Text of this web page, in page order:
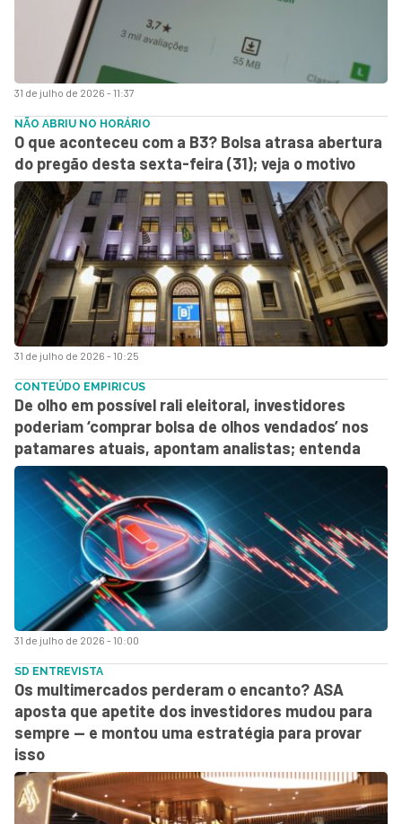
31 de julho de 2026 - 11:37
31 de julho de 2026 - 10:25
NÃO ABRIU NO HORÁRIO
O que aconteceu com a B3? Bolsa atrasa abertura
do pregão desta sexta-feira (31); veja o motivo
31 de julho de 2026 - 10:00
CONTEÚDO EMPIRICUS
De olho em possível rali eleitoral, investidores
poderiam ‘comprar bolsa de olhos vendados’ nos
patamares atuais, apontam analistas; entenda
SD ENTREVISTA
Os multimercados perderam o encanto? ASA
aposta que apetite dos investidores mudou para
sempre — e montou uma estratégia para provar
isso